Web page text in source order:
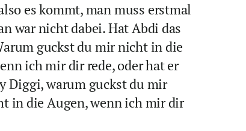
es kommt, man muss erstmal
war nicht dabei. Hat Abdi das
guckst du mir nicht in die
ich mir dir rede, oder hat er
Diggi, warum guckst du mir
in die Augen, wenn ich mir dir